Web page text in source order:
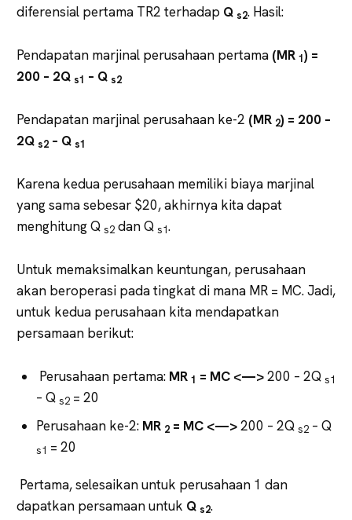
diferensial pertama TR2 terhadap Q s2. Hasil:
Pendapatan marjinal perusahaan pertama (MR 1) =
200 – 2Q s1 – Q s2
Pendapatan marjinal perusahaan ke-2 (MR 2) = 200 –
2Q s2 – Q s1
Karena kedua perusahaan memiliki biaya marjinal
yang sama sebesar $20, akhirnya kita dapat
menghitung Q s2 dan Q s1.
Untuk memaksimalkan keuntungan, perusahaan
akan beroperasi pada tingkat di mana MR = MC. Jadi,
untuk kedua perusahaan kita mendapatkan
persamaan berikut:
Perusahaan pertama: MR 1 = MC <—>200 – 2Q s1
– Q s2 = 20
Perusahaan ke-2: MR 2 = MC <—>200 – 2Q s2 – Q
s1 = 20
Pertama, selesaikan untuk perusahaan 1 dan
dapatkan persamaan untuk Q s2.